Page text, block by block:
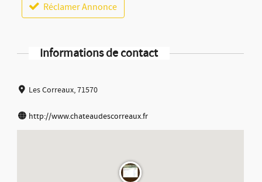
Réclamer Annonce
Informations de contact
Les Correaux, 71570
http://www.chateaudescorreaux.fr